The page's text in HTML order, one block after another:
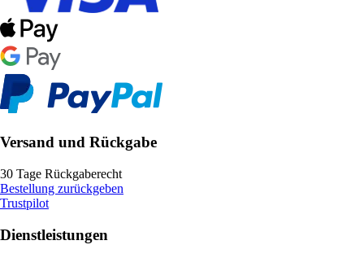
Versand und Rückgabe
30 Tage Rückgaberecht
Bestellung zurückgeben
Trustpilot
Dienstleistungen